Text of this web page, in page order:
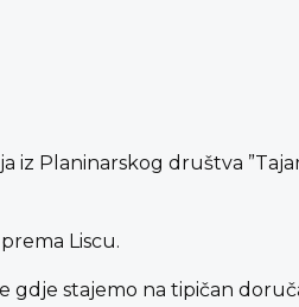
Planinarskog društva
Liscu.
gdje stajemo na tipičan